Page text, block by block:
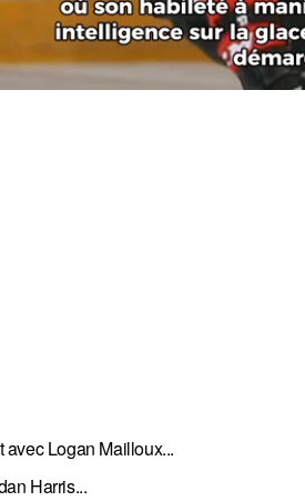
avec Logan Mailloux...
Harris...